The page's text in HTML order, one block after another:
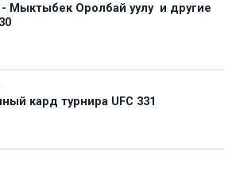
Мыктыбек Оролбай уулу и другие
кард турнира UFC 331